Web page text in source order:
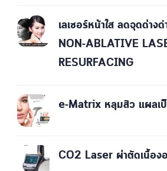
เลเซอร์หน้าใส ลดจุดด่าง
NON-ABLATIVE
RESURFACING
e-Matrix หลุมสิว แผลเ
CO2 Laser ผ่าตัดเนื้อ